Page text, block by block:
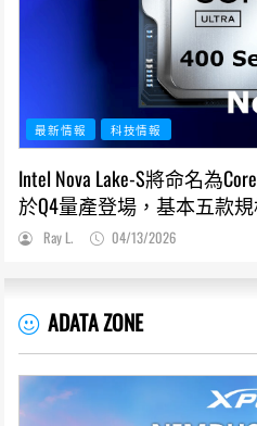
最新情報 科技情報
Intel Nova Lake-S將命名為
於Q4量產登場，基本五款
Ray L. 04/13/2026
ADATA ZONE